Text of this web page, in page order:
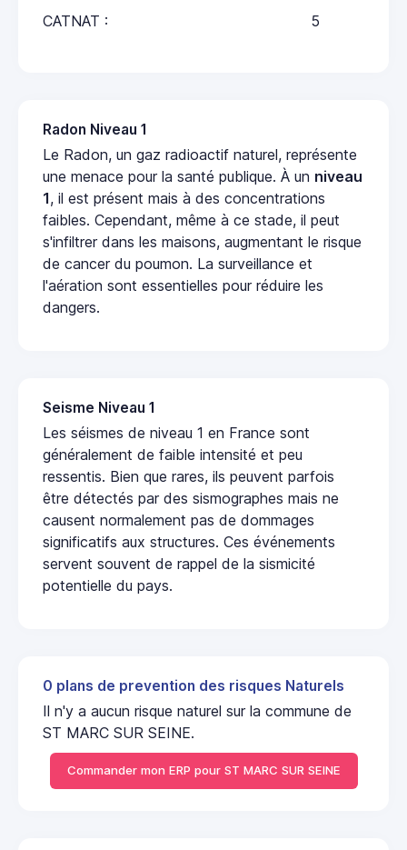
CATNAT : 5
Radon Niveau 1
Le Radon, un gaz radioactif naturel, représente
une menace pour la santé publique. À un niveau
1, il est présent mais à des concentrations
faibles. Cependant, même à ce stade, il peut
s'infiltrer dans les maisons, augmentant le risque
de cancer du poumon. La surveillance et
l'aération sont essentielles pour réduire les
dangers.
Seisme Niveau 1
Les séismes de niveau 1 en France sont
généralement de faible intensité et peu
ressentis. Bien que rares, ils peuvent parfois
être détectés par des sismographes mais ne
causent normalement pas de dommages
significatifs aux structures. Ces événements
servent souvent de rappel de la sismicité
potentielle du pays.
0 plans de prevention des risques Naturels
Il n'y a aucun risque naturel sur la commune de
ST MARC SUR SEINE.
Commander mon ERP pour ST MARC SUR SEINE